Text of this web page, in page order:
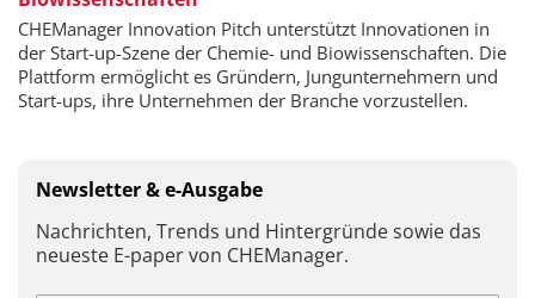
CHEManager Innovation Pitch unterstützt Innovationen in
der Start-up-Szene der Chemie- und Biowissenschaften. Die
Plattform ermöglicht es Gründern, Jungunternehmern und
Start-ups, ihre Unternehmen der Branche vorzustellen.
Newsletter & e-Ausgabe
Nachrichten, Trends und Hintergründe sowie das
neueste E-paper von CHEManager.